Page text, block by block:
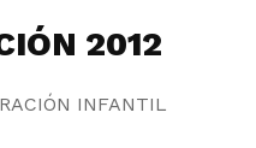
2012
INFANTIL